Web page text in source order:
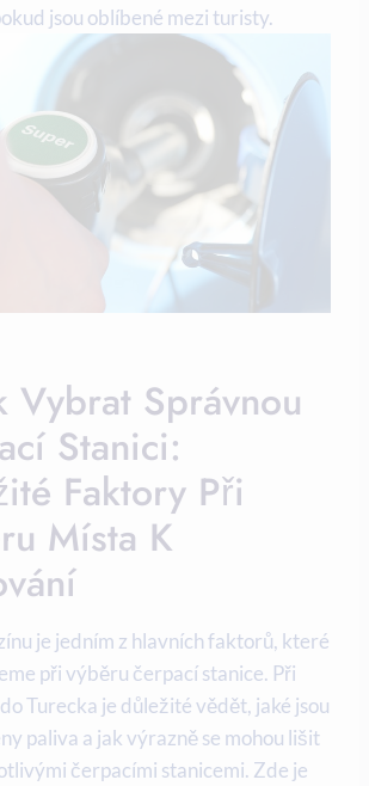
jsou oblíbené mezi turisty.
Vybrat Správnou
Stanici:
Faktory Při
Místa K
je jedním z hlavních faktorů, které
při výběru čerpací stanice. Při
Turecka je důležité vědět, jaké jsou
paliva a jak výrazně se mohou lišit
čerpacími stanicemi. Zde je